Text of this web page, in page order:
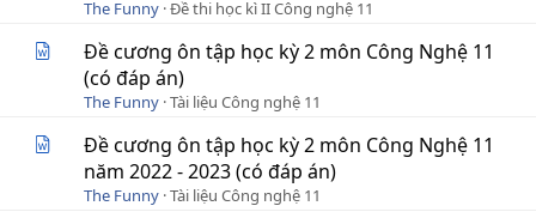
The Funny Đề thi học kì II Công nghệ 11
Đề cương ôn tập học kỳ 2 môn Công Nghệ 11
(có đáp án)
The Funny Tài liệu Công nghệ 11
Đề cương ôn tập học kỳ 2 môn Công Nghệ 11
năm 2022 - 2023 (có đáp án)
The Funny Tài liệu Công nghệ 11